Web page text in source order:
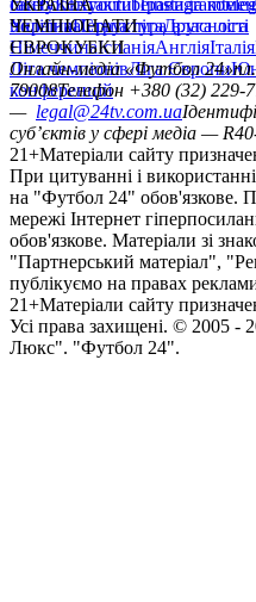
сайтуКонтактиПравила
політикаСтруктура власності
facebookxyoutubeinstagram
УКРАЇНА
УкраїнаПерша лігаДруга ліга
ЧЕМПІОНАТИ
НімеччинаІспаніяАнгліяІталія
ЄВРОКУБКИ
Ліга чемпіонівЛіга Європи
конференцій
Онлайн-медіа «Футбол 24»
79008Телефон +380 (32) 229-
— legal@24tv.com.ua
суб’єктів у сфері медіа —
21+Матеріали сайту
При цитуванні і
на "Футбол 24" обов'язкове.
мережі Інтернет
обов'язкове. Матеріали зі
"Партнерський матеріал",
публікуємо на правах
21+Матеріали сайту
Усi права захищенi. © 2005 -
Люкс". "Футбол 24".